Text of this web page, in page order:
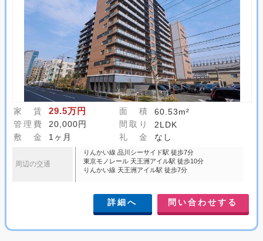
家 賃 29.5万円 面 積
60.53m²
管理費
20,000円 間取り
2LDK
敷 金
1ヶ月 礼 金 なし
周辺の交通
りんかい線 品川シーサイド駅 徒歩7分
東京モノレール 天王洲アイル駅 徒歩10分
りんかい線 天王洲アイル駅 徒歩7分
詳細へ 問い合わせする